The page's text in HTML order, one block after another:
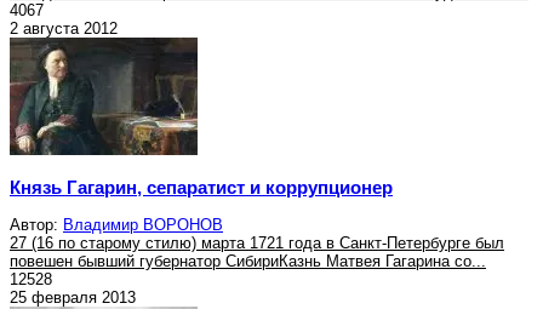
4067
2 августа 2012
Князь Гагарин, сепаратист и коррупционер
Автор: Владимир ВОРОНОВ
27 (16 по старому стилю) марта 1721 года в Санкт-Петербурге был
повешен бывший губернатор СибириКазнь Матвея Гагарина со...
12528
25 февраля 2013